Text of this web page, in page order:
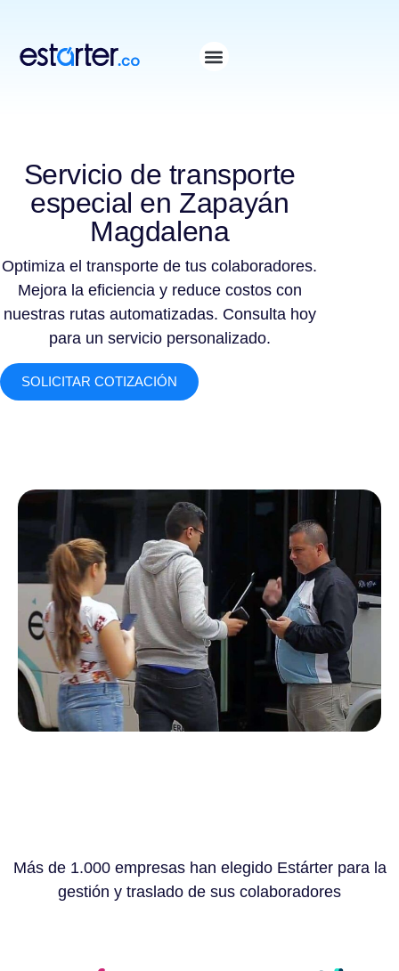
Servicio de transporte
especial en Zapayán
Magdalena
Optimiza el transporte de tus colaboradores.
Mejora la eficiencia y reduce costos con
nuestras rutas automatizadas. Consulta hoy
para un servicio personalizado.
SOLICITAR COTIZACIÓN
Más de 1.000 empresas han elegido Estárter para la
gestión y traslado de sus colaboradores